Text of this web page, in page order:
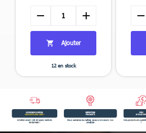
remove add
 Ajouter
12 en stock
remove